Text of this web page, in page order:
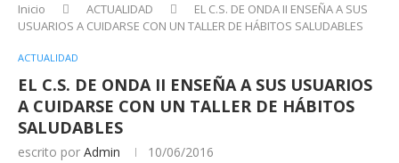
Inicio ACTUALIDAD
EL C.S. DE ONDA II ENSEÑA A SUS
USUARIOS A CUIDARSE CON UN TALLER DE HÁBITOS SALUDABLES
ACTUALIDAD
EL C.S. DE ONDA II ENSEÑA A SUS USUARIOS
A CUIDARSE CON UN TALLER DE HÁBITOS
SALUDABLES
escrito por Admin 10/06/2016